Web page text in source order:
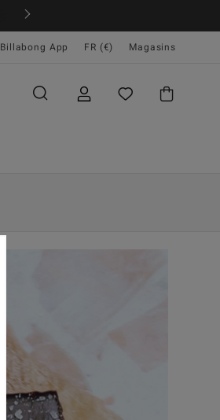
Billabong App FR (€) Magasins